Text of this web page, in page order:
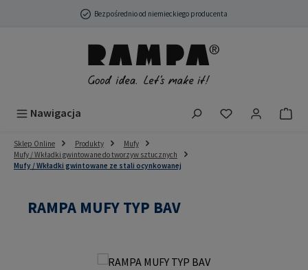
Przejdź do głównej zawartościBezpośrednio od niemieckiego producenta
Nawigacja Masz 0
Sklep Online Produkty
Mufy
Mufy / Wkładki gwintowane do tworzyw sztucznych
Mufy / Wkładki gwintowane ze stali ocynkowanej
RAMPA MUFY TYP BAV
Pomiń galerię zdjęć